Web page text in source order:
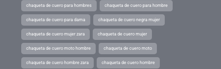
chaqueta de cuero para hombres chaqueta de cuero para hombre
chaqueta de cuero para dama chaqueta de cuero negra mujer
chaqueta de cuero mujer zara chaqueta de cuero mujer
chaqueta de cuero moto hombre chaqueta de cuero moto
chaqueta de cuero hombre zara chaqueta de cuero hombre